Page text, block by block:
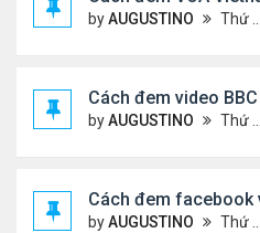
byAUGUSTINO Thứ 5 Tháng 10 15, 2020 11:08 am
Cách đem video BBC
byAUGUSTINO Thứ 5 Tháng 10 15, 2020 10:34 am
Cách đem facebook
byAUGUSTINO Thứ 4 Tháng 10 14, 2020 10:42 pm